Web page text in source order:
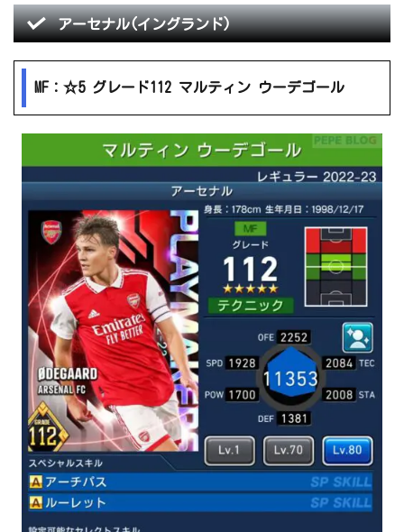
アーセナル(イングランド)
MF：☆5 グレード112 マルティン ウーデゴール